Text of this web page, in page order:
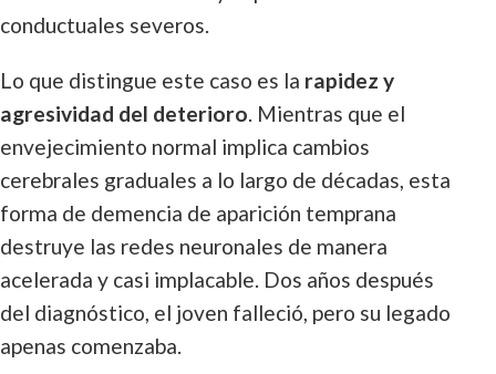
conductuales severos.
Lo que distingue este caso es la rapidez y
agresividad del deterioro. Mientras que el
envejecimiento normal implica cambios
cerebrales graduales a lo largo de décadas, esta
forma de demencia de aparición temprana
destruye las redes neuronales de manera
acelerada y casi implacable. Dos años después
del diagnóstico, el joven falleció, pero su legado
apenas comenzaba.